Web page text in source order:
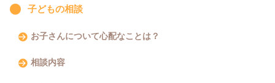
子どもの相談
お子さんについて心配なことは？
相談内容